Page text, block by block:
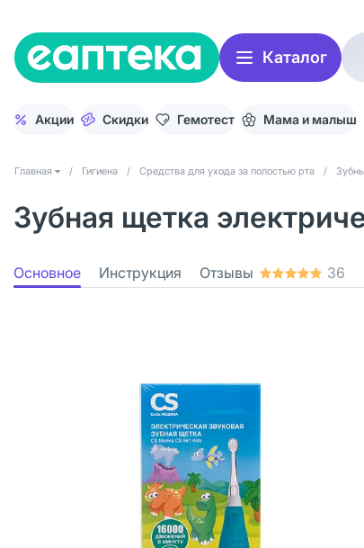
Каталог
Акции Скидки Гемотест Мама и малыш
Главная / Гигиена / Средства для ухода за полостью рта /
Зубная щетка
Основное Инструкция Отзывы 36